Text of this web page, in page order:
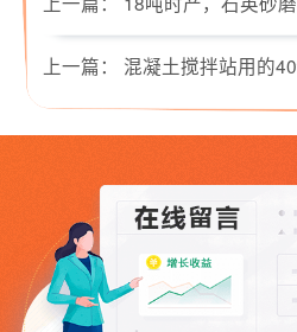
上一篇： 混凝土搅拌站用的40t/